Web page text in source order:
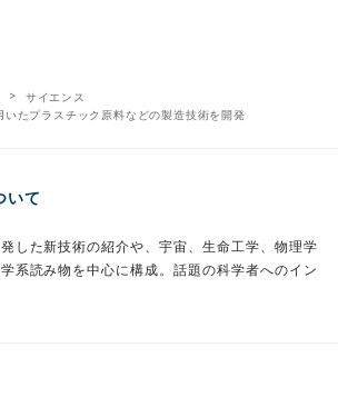
サイエンス
いたプラスチック原料などの製造技術を開発
いて
した新技術の紹介や、宇宙、生命工学、物理学
系読み物を中心に構成。話題の科学者へのイン